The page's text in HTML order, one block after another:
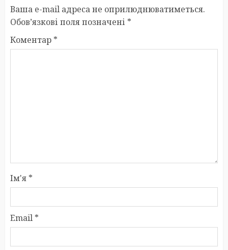
Ваша e-mail адреса не оприлюднюватиметься.
Обов’язкові поля позначені *
Коментар *
Ім'я *
Email *